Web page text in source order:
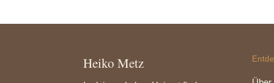
der
Beiträge
Heiko Metz